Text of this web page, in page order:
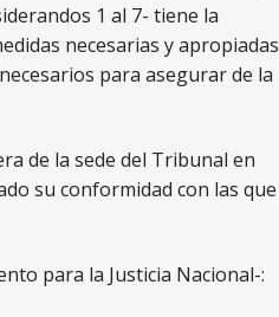
1 al 7- tiene la
necesarias y apropiadas
para asegurar de la
de la sede del Tribunal en
su conformidad con las que
para la Justicia Nacional-: